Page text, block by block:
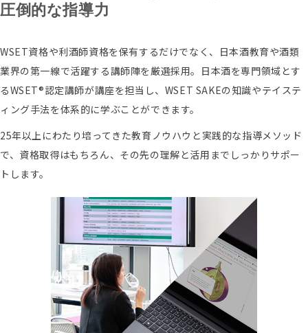
圧倒的な指導力
WSET資格や利酒師資格を保有するだけでなく、日本酒教育や酒類
業界の第一線で活躍する講師陣を厳選採用。日本酒を専門領域とす
るWSET®認定講師が講座を担当し、WSET SAKEの知識やテイステ
ィング手法を体系的に学ぶことができます。
25年以上にわたり培ってきた教育ノウハウと実践的な指導メソッド
で、資格取得はもちろん、その先の理解と活用までしっかりサポー
トします。